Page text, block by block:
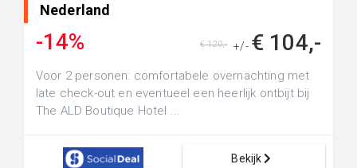
Nederland
-14% +/- € 104,-
€ 120,-
Voor 2 personen: comfortabele overnachting met
late check-out en eventueel een heerlijk ontbijt bij
The ALD Boutique Hotel ...
Bekijk